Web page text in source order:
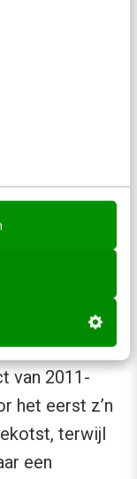
van 2011-
het eerst z’n
terwijl
een